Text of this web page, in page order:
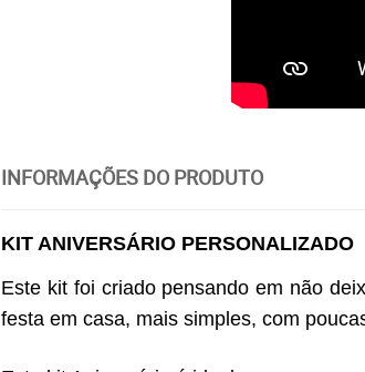
INFORMAÇÕES DO PRODUTO
KIT ANIVERSÁRIO PERSONALIZADO
Este kit foi criado pensando em não
festa em casa, mais simples, com